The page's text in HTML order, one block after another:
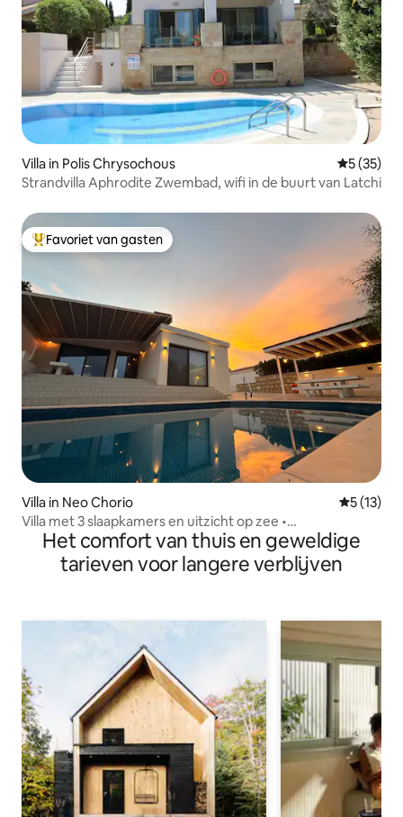
Villa in Polis Chrysochous
5 (35)
Strandvilla Aphrodite Zwembad, wifi in de buurt van Latchi
Topfavoriet van gasten
Favoriet van gasten
Villa in Neo Chorio
5 (13)
Villa met 3 slaapkamers en uitzicht op zee •
Privézwembad • Dicht bij het strand
Het comfort van thuis en geweldige
tarieven voor langere verblijven